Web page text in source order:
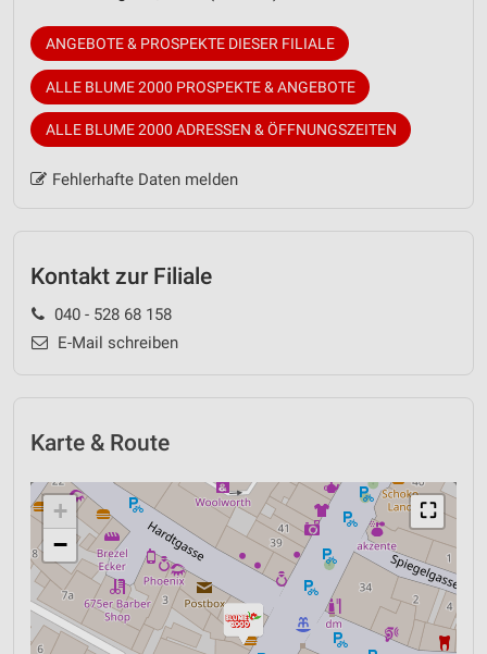
ANGEBOTE & PROSPEKTE DIESER FILIALE
ALLE BLUME 2000 PROSPEKTE & ANGEBOTE
ALLE BLUME 2000 ADRESSEN & ÖFFNUNGSZEITEN
Fehlerhafte Daten melden
Kontakt zur Filiale
040 - 528 68 158
E-Mail schreiben
Karte & Route
⛶
+
−